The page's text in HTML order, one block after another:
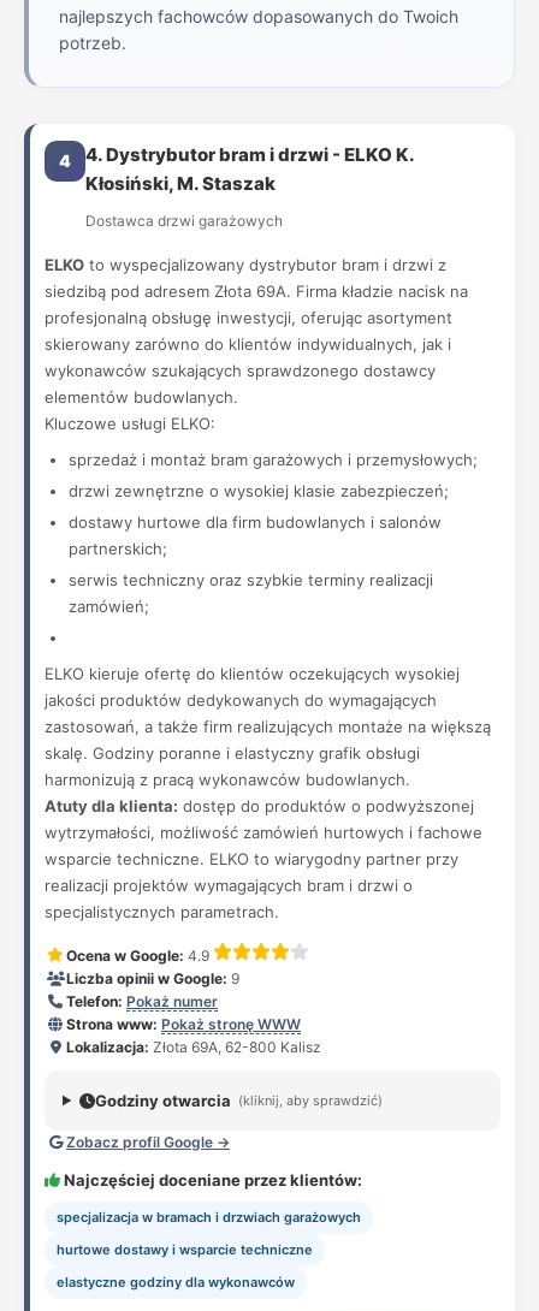
najlepszych fachowców dopasowanych do Twoich
potrzeb.
4
4. Dystrybutor bram i drzwi - ELKO K.
Kłosiński, M. Staszak
Dostawca drzwi garażowych
ELKO to wyspecjalizowany dystrybutor bram i drzwi z
siedzibą pod adresem Złota 69A. Firma kładzie nacisk na
profesjonalną obsługę inwestycji, oferując asortyment
skierowany zarówno do klientów indywidualnych, jak i
wykonawców szukających sprawdzonego dostawcy
elementów budowlanych.
Kluczowe usługi ELKO:
sprzedaż i montaż bram garażowych i przemysłowych;
drzwi zewnętrzne o wysokiej klasie zabezpieczeń;
dostawy hurtowe dla firm budowlanych i salonów
partnerskich;
serwis techniczny oraz szybkie terminy realizacji
zamówień;
ELKO kieruje ofertę do klientów oczekujących wysokiej
jakości produktów dedykowanych do wymagających
zastosowań, a także firm realizujących montaże na większą
skalę. Godziny poranne i elastyczny grafik obsługi
harmonizują z pracą wykonawców budowlanych.
Atuty dla klienta: dostęp do produktów o podwyższonej
wytrzymałości, możliwość zamówień hurtowych i fachowe
wsparcie techniczne. ELKO to wiarygodny partner przy
realizacji projektów wymagających bram i drzwi o
specjalistycznych parametrach.
Ocena w Google: 4.9
Liczba opinii w Google: 9
Telefon: Pokaż numer
Strona www: Pokaż stronę WWW
Lokalizacja: Złota 69A, 62-800 Kalisz
Godziny otwarcia (kliknij, aby sprawdzić)
Zobacz profil Google →
Najczęściej doceniane przez klientów:
specjalizacja w bramach i drzwiach garażowych
hurtowe dostawy i wsparcie techniczne
elastyczne godziny dla wykonawców